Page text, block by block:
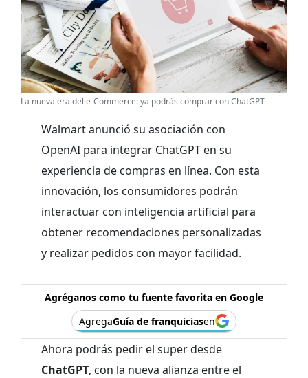
La nueva era del e-Commerce: ya podrás comprar con ChatGPT
Walmart anunció su asociación con
OpenAI para integrar ChatGPT en su
experiencia de compras en línea. Con esta
innovación, los consumidores podrán
interactuar con inteligencia artificial para
obtener recomendaciones personalizadas
y realizar pedidos con mayor facilidad.
Agréganos como tu fuente favorita en Google
AgregaGuía de franquiciasen
Ahora podrás pedir el super desde
ChatGPT, con la nueva alianza entre el